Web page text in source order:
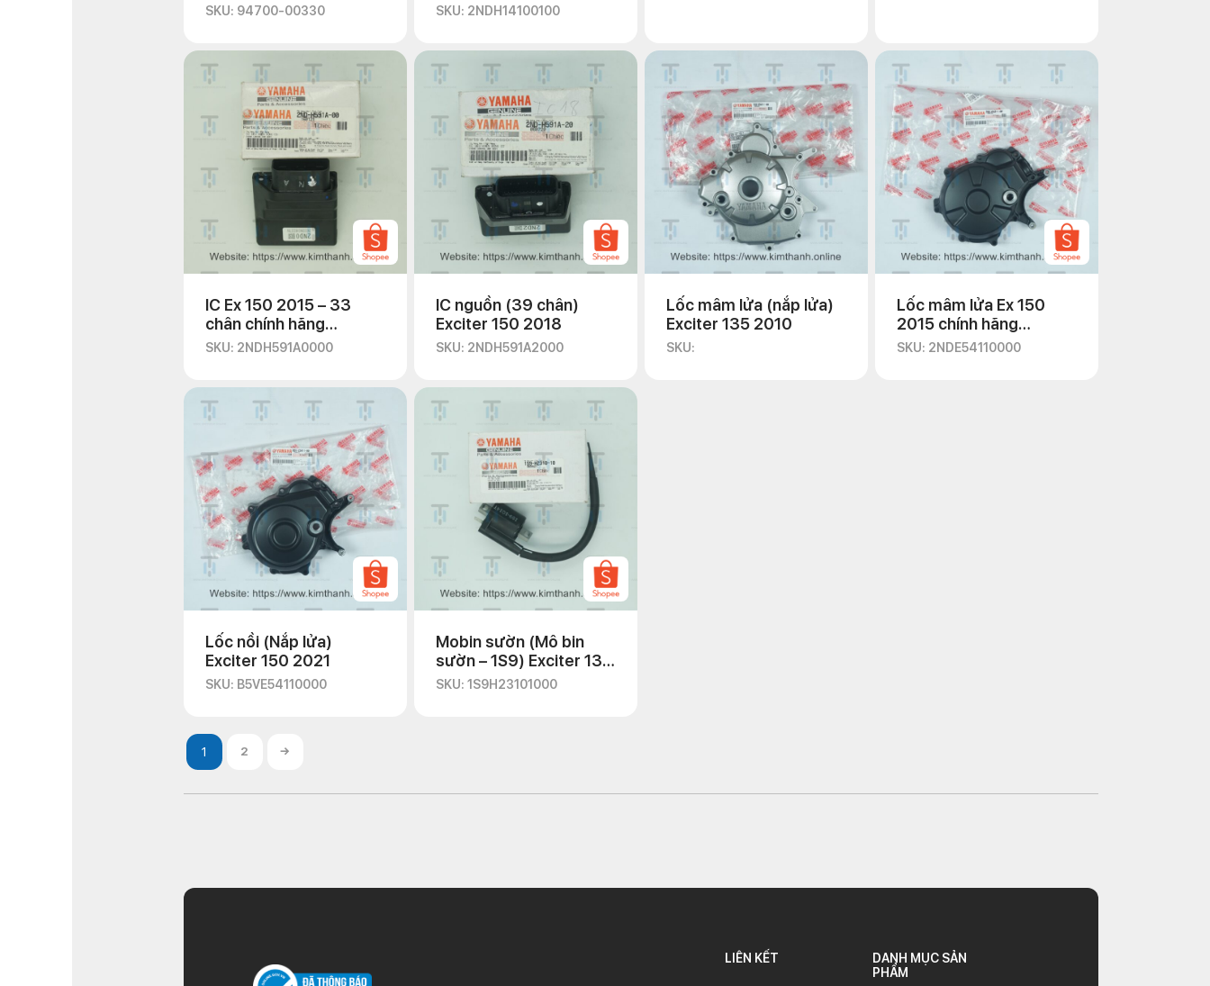
SKU: 94700-00330 SKU: 2NDH14100100
IC Ex 150 2015 – 33
chân chính hãng
Yamaha
SKU: 2NDH591A0000
IC nguồn (39 chân)
Exciter 150 2018
SKU: 2NDH591A2000
Lốc mâm lửa (nắp lửa)
Exciter 135 2010
SKU:
Lốc mâm lửa Ex 150
2015 chính hãng
Yamaha
SKU: 2NDE54110000
Lốc nồi (Nắp lửa)
Exciter 150 2021
SKU: B5VE54110000
Mobin sườn (Mô bin
sườn – 1S9) Exciter 135
2010
SKU: 1S9H23101000
2 →
LIÊN KẾT
DANH MỤC SẢN
PHẨM